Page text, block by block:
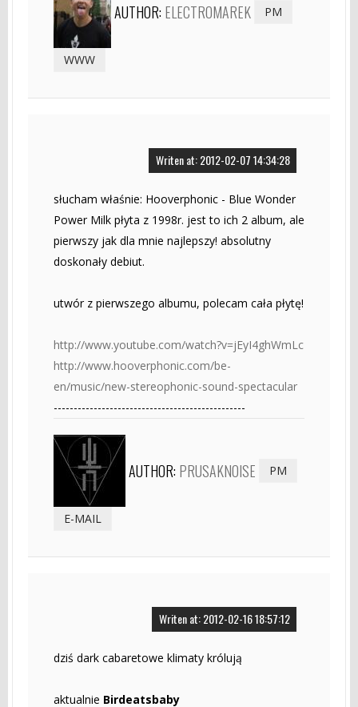
AUTHOR: ELECTROMAREK PM
WWW
Writen at: 2012-02-07 14:34:28
słucham właśnie: Hooverphonic - Blue Wonder
Power Milk płyta z 1998r. jest to ich 2 album, ale
pierwszy jak dla mnie najlepszy! absolutny
doskonały debiut.
utwór z pierwszego albumu, polecam cała płytę!
http://www.youtube.com/watch?v=jEyI4ghWmLc
http://www.hooverphonic.com/be-
en/music/new-stereophonic-sound-spectacular
------------------------------------------------
AUTHOR: PRUSAKNOISE PM
E-MAIL
Writen at: 2012-02-16 18:57:12
dziś dark cabaretowe klimaty królują
aktualnie Birdeatsbaby